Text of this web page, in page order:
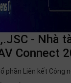
- Nhà
Connect
phần Liên kết Công